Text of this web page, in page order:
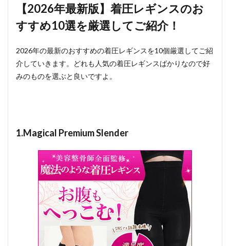
【2026年最新版】着圧レギンスのお
すすめ10選を厳選してご紹介！
2026年の最新のおすすめの着圧レギンスを10個厳選してご紹
介していきます。どれも人気の着圧レギンスばかりなので好
みのものを選ぶと良いですよ。
1.Magical Premium Slender